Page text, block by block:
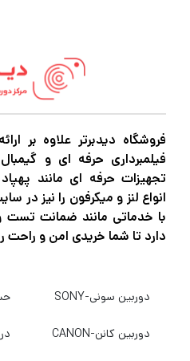
فیلمبرداری را تجربه
باکیفیت و مجهز برای
اگر میخواهید
فیلمبرداری، پهپاد
دوربین،گیمبال موبایل و
با بهترین کیفیت و قیمت
سربزنید.
فروشگاه دیدبرتر علاوه بر
فیلمبرداری حرفه ای و
تجهیزات حرفه ای مانند
انواع لنز و میکرفون را نیز در
با خدماتی مانند ضمانت تست
دارد تا شما خریدی امن و راحت
دوربین سونی-SONY
دوربین کانن-CANON